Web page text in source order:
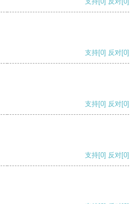
支持[0] 反对[0]
支持[0] 反对[0]
支持[0] 反对[0]